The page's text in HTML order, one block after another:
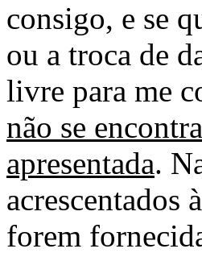
consigo, e se
ou a troca de
livre para me
não se
apresentada.
acrescentados
forem